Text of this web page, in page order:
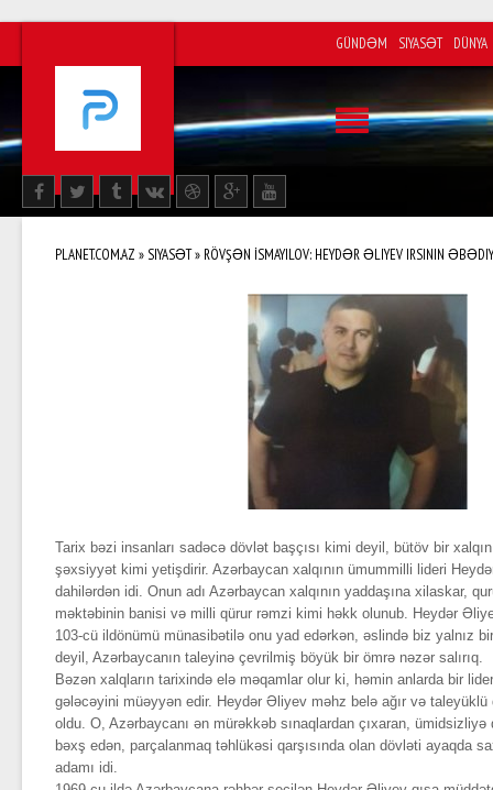
GÜNDƏM SIYASƏT DÜNYA
PLANET.COM.AZ » SIYASƏT» RÖVŞƏN İSMAYILOV: HEYDƏR ƏLIYEV IRSININ
Tarix bəzi insanları sadəcə dövlət başçısı kimi deyil, bütöv bir
şəxsiyyət kimi yetişdirir. Azərbaycan xalqının ümummilli lideri
dahilərdən idi. Onun adı Azərbaycan xalqının yaddaşına xilaskar,
məktəbinin banisi və milli qürur rəmzi kimi həkk olunub. Heydər
103-cü ildönümü münasibətilə onu yad edərkən, əslində biz yalnız
deyil, Azərbaycanın taleyinə çevrilmiş böyük bir ömrə nəzər salırıq.
Bəzən xalqların tarixində elə məqamlar olur ki, həmin anlarda bir
gələcəyini müəyyən edir. Heydər Əliyev məhz belə ağır və taleyüklü
oldu. O, Azərbaycanı ən mürəkkəb sınaqlardan çıxaran, ümidsizliyə
bəxş edən, parçalanmaq təhlükəsi qarşısında olan dövləti ayaqda
adamı idi.